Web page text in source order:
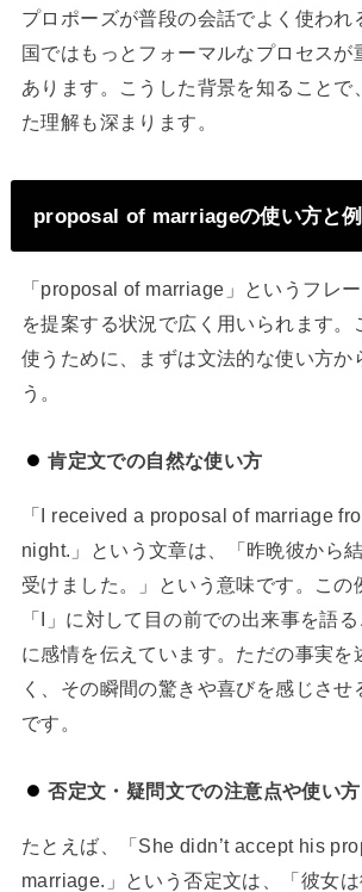
プロポーズが普段の会話でよく使われ
国ではもっとフォーマルなプロセスが
あります。こうした背景を知ることで
た理解も深まります。
proposal of marriageの使い方と
「proposal of marriage」というフレ
を提案する状況で広く用いられます。
使うために、まずは文法的な使い方か
う。
肯定文での自然な使い方
「I received a proposal of marriage
night.」という文章は、「昨晩彼から
受けました。」という意味です。この
「I」に対して目の前での出来事を語
に感情を伝えています。ただの事実を
く、その瞬間の驚きや喜びを感じさせ
です。
否定文・疑問文での注意点や使い方
たとえば、「She didn’t accept his
marriage.」という否定文は、「彼女